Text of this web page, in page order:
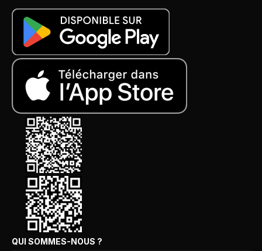
QUI SOMMES-NOUS ?